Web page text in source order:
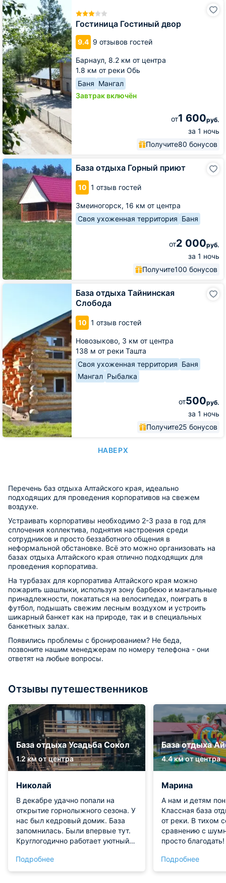
Гостиница Гостиный двор
9.4 9 отзывов гостей
Барнаул, 8.2 км от центра
1.8 км от реки Обь
Баня Мангал
Завтрак включён
от1 600руб.
за 1 ночь
Получите80 бонусов
Гостиница
Гостиный
двор
База отдыха Горный приют
10 1 отзыв гостей
Змеиногорск, 16 км от центра
Своя ухоженная территория Баня
от2 000руб.
за 1 ночь
Получите100 бонусов
База
отдыха
Горный
приют
База отдыха Тайнинская
Слобода
10 1 отзыв гостей
Новозыково, 3 км от центра
138 м от реки Ташта
Своя ухоженная территория Баня
Мангал Рыбалка
от500руб.
за 1 ночь
Получите25 бонусов
База
НАВЕРХ
Перечень баз отдыха Алтайского края, идеально
подходящих для проведения корпоративов на свежем
воздухе.
Устраивать корпоративы необходимо 2-3 раза в год для
сплочения коллектива, поднятия настроения среди
сотрудников и просто беззаботного общения в
неформальной обстановке. Всё это можно организовать на
базах отдыха Алтайского края отлично подходящих для
проведения корпоратива.
На турбазах для корпоратива Алтайского края можно
пожарить шашлыки, используя зону барбекю и мангальные
принадлежности, покататься на велосипедах, поиграть в
футбол, подышать свежим лесным воздухом и устроить
шикарный банкет как на природе, так и в специальных
банкетных залах.
Появились проблемы с бронированием? Не беда,
позвоните нашим менеджерам по номеру телефона - они
ответят на любые вопросы.
Отзывы путешественников
База отдыха Усадьба Сокол
1.2 км от центра
Николай
В декабре удачно попали на
открытие горнолыжного сезона. У
нас был кедровый домик. База
запомнилась. Были впервые тут.
Круглогодично работает уютный
особенно удаются повару –
рекомендую. Гостям делают
Подробнее
База отдыха
4.4 км от центра
Марина
А нам и детям
Классная база
от реки. В тихом
сравнению с
просто
в плане мебели и
горячая вода и
Подробнее